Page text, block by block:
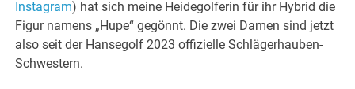
Instagram) hat sich meine Heidegolferin für ihr Hybrid die
Figur namens „Hupe“ gegönnt. Die zwei Damen sind jetzt
also seit der Hansegolf 2023 offizielle Schlägerhauben-
Schwestern.